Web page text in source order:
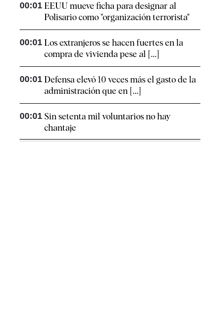
00:01 EEUU mueve ficha para designar al
Polisario como "organización terrorista"
00:01 Los extranjeros se hacen fuertes en la
compra de vivienda pese al [...]
00:01 Defensa elevó 10 veces más el gasto de la
administración que en [...]
00:01 Sin setenta mil voluntarios no hay
chantaje